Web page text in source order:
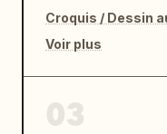
Croquis / Dessin
Voir plus